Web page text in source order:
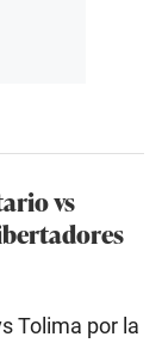
vs
Tolima por la